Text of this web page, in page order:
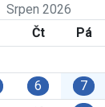
Srpen 2026
Čt Pá
6 7